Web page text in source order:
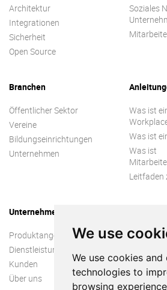
We use
We use cookies
technologies to
browsing
Architektur
Integrationen
Sicherheit
Open Source
Soziales
Branchen
Öffentlicher Sektor
Vereine
Bildungseinrichtungen
Unternehmen
Was ist
Was ist
Was ist
Leitfaden
Unternehmen
Produktangebot
Dienstleistungen
Kunden
Über uns